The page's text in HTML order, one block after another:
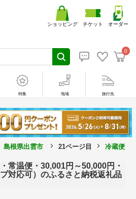
0
ショッピング チケット オーダー
特集 地域 旅行先
島根県出雲市 21ページ目 冷蔵便・
常温便・30,001円～50,000円・
対応可）のふるさと納税返礼品